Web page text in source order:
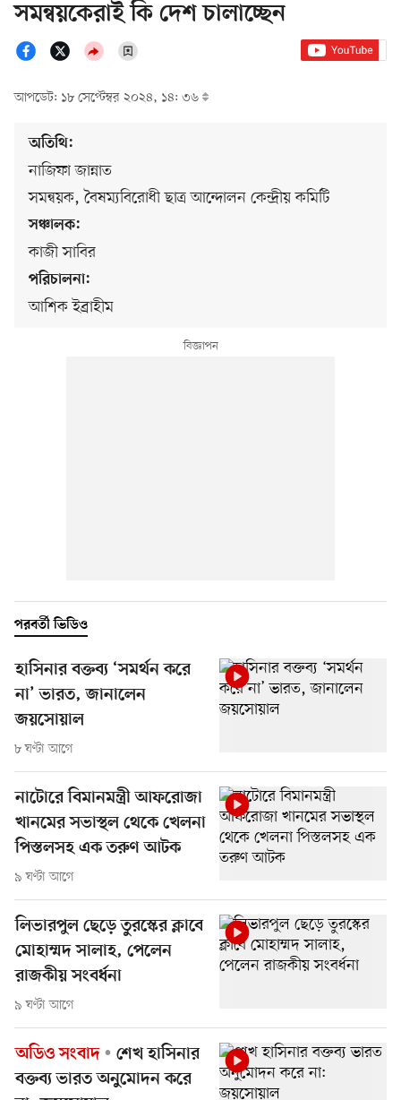
সমন্বয়কেরাই কি দেশ চালাচ্ছেন
আপডেট: ১৮ সেপ্টেম্বর ২০২৪, ১৪: ৩৬
অতিথি:
নাজিফা জান্নাত
সমন্বয়ক, বৈষম্যবিরোধী ছাত্র আন্দোলন কেন্দ্রীয় কমিটি
সঞ্চালক:
কাজী সাবির
পরিচালনা:
আশিক ইব্রাহীম
পরবর্তী ভিডিও
হাসিনার বক্তব্য ‘সমর্থন করে
না’ ভারত, জানালেন
জয়সোয়াল
৮ ঘণ্টা আগে
নাটোরে বিমানমন্ত্রী আফরোজা
খানমের সভাস্থল থেকে খেলনা
পিস্তলসহ এক তরুণ আটক
৯ ঘণ্টা আগে
লিভারপুল ছেড়ে তুরস্কের ক্লাবে
মোহাম্মদ সালাহ, পেলেন
রাজকীয় সংবর্ধনা
৯ ঘণ্টা আগে
অডিও সংবাদ
শেখ হাসিনার
বক্তব্য ভারত অনুমোদন করে